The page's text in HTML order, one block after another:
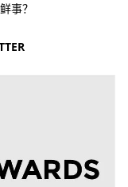
事？